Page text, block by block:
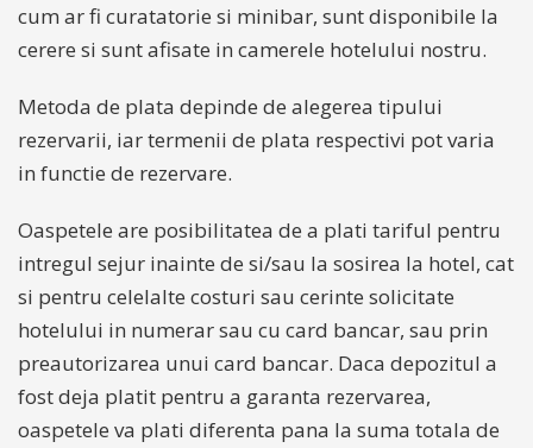
cum ar fi curatatorie si minibar, sunt disponibile la
cerere si sunt afisate in camerele hotelului nostru.
Metoda de plata depinde de alegerea tipului
rezervarii, iar termenii de plata respectivi pot varia
in functie de rezervare.
Oaspetele are posibilitatea de a plati tariful pentru
intregul sejur inainte de si/sau la sosirea la hotel, cat
si pentru celelalte costuri sau cerinte solicitate
hotelului in numerar sau cu card bancar, sau prin
preautorizarea unui card bancar. Daca depozitul a
fost deja platit pentru a garanta rezervarea,
oaspetele va plati diferenta pana la suma totala de